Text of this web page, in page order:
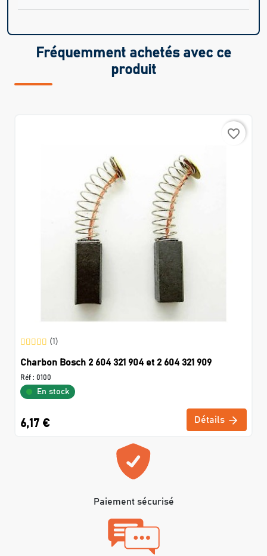
Fréquemment achetés avec ce
produit
favorite_border
(1)
Charbon Bosch 2 604 321 904 et 2 604 321 909
Réf : 0100
En stock
6,17 € Détails
Paiement sécurisé